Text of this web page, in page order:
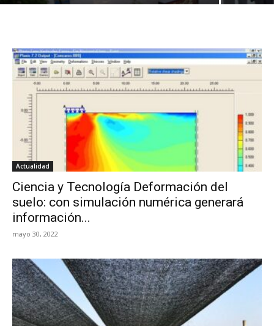
Actualidad
Ciencia y Tecnología Deformación del
suelo: con simulación numérica generará
información...
mayo 30, 2022